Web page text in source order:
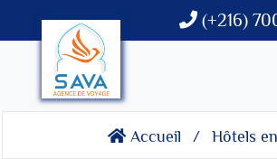
(+216)
Accueil Hôtels